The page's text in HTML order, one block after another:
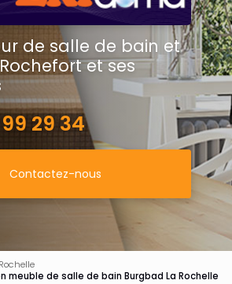
de salle de bain et
et ses
29 34
Contactez-nous
de salle de bain Burgbad La Rochelle